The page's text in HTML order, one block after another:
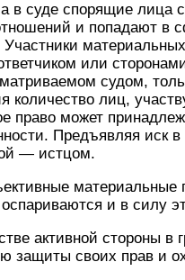
в суде спорящие лица
и попадают в
Участники
или
судом,
количество лиц,
право может
Предъявляя иск
— истцом.
материальные
и в силу
активной стороны в
защиты своих прав и